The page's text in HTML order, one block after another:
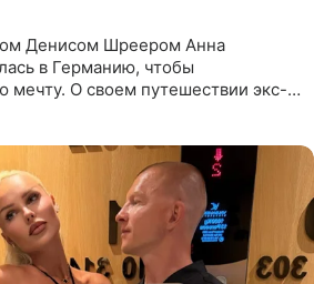
Денисом Шреером Анна
в Германию, чтобы
мечту. О своем путешествии экс-